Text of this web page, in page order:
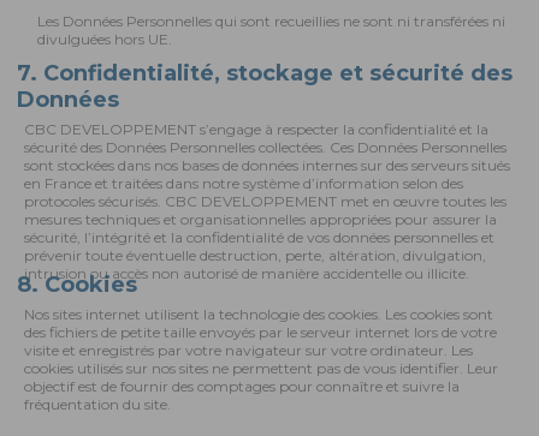
Les Données Personnelles qui sont recueillies ne sont ni transférées ni
divulguées hors UE.
7. Confidentialité, stockage et sécurité des
Données
CBC DEVELOPPEMENT s’engage à respecter la confidentialité et la
sécurité des Données Personnelles collectées. Ces Données Personnelles
sont stockées dans nos bases de données internes sur des serveurs situés
en France et traitées dans notre système d’information selon des
protocoles sécurisés. CBC DEVELOPPEMENT met en œuvre toutes les
mesures techniques et organisationnelles appropriées pour assurer la
sécurité, l’intégrité et la confidentialité de vos données personnelles et
prévenir toute éventuelle destruction, perte, altération, divulgation,
intrusion ou accès non autorisé de manière accidentelle ou illicite.
8. Cookies
Nos sites internet utilisent la technologie des cookies. Les cookies sont
des fichiers de petite taille envoyés par le serveur internet lors de votre
visite et enregistrés par votre navigateur sur votre ordinateur. Les
cookies utilisés sur nos sites ne permettent pas de vous identifier. Leur
objectif est de fournir des comptages pour connaître et suivre la
fréquentation du site.